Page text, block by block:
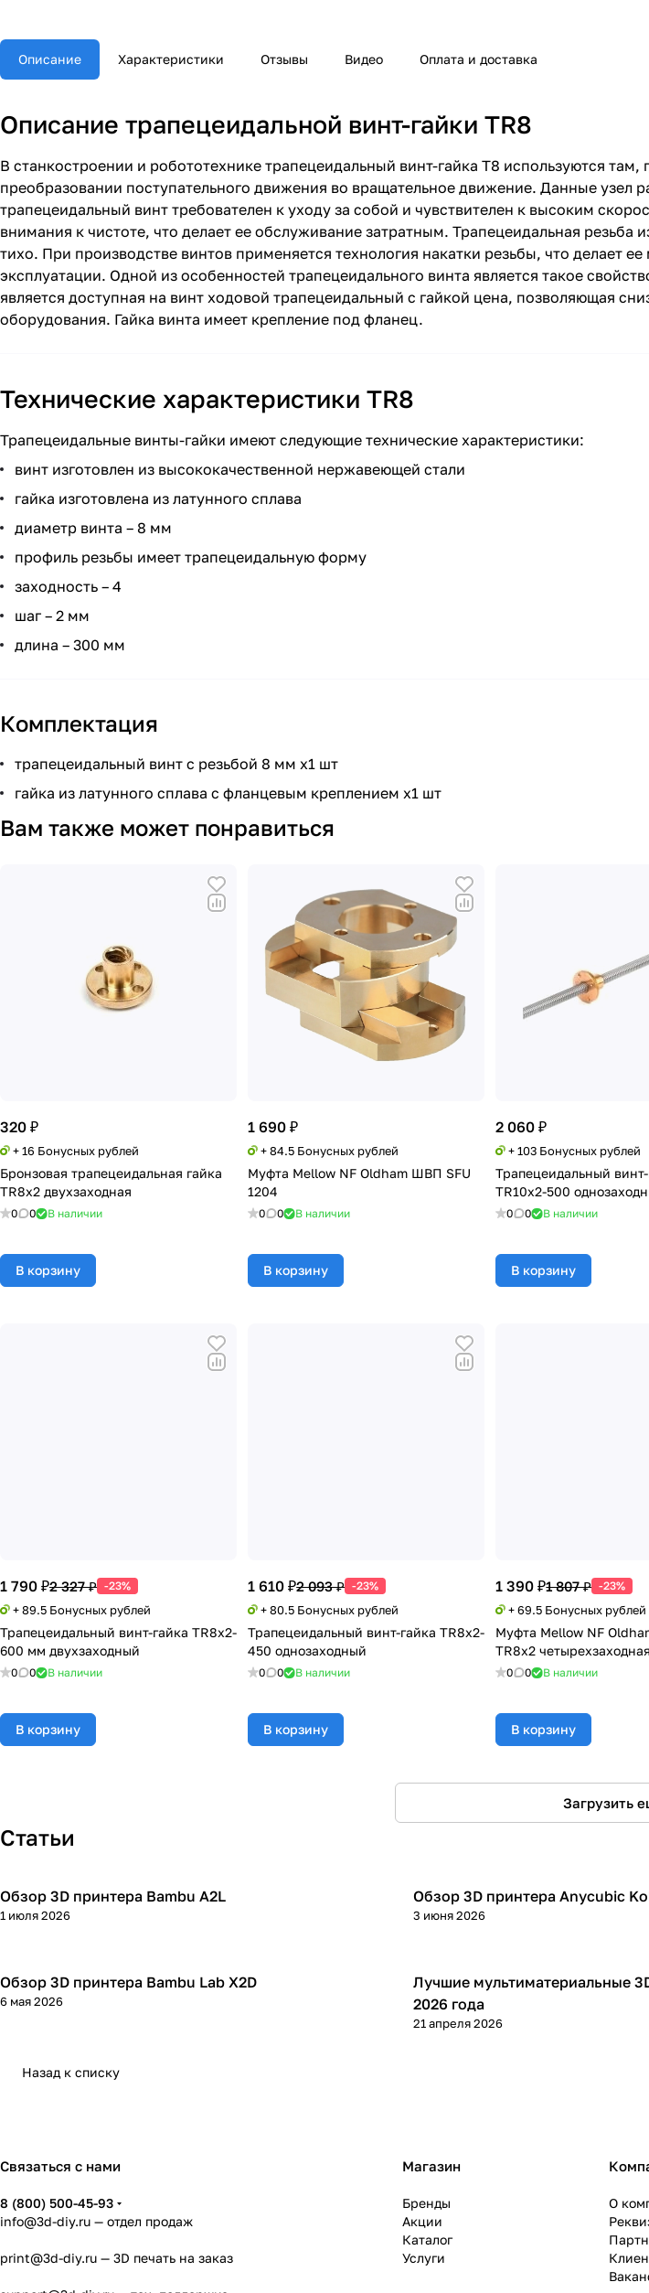
Описание Характеристики Отзывы Видео Оплата и доставка
Описание трапецеидальной винт-гайки TR8
В станкостроении и робототехнике трапецеидальный винт-гайка Т8 используются
преобразовании поступательного движения во вращательное движение. Данные узел
трапецеидальный винт требователен к уходу за собой и чувствителен к высоким
внимания к чистоте, что делает ее обслуживание затратным. Трапецеидальная резьба
тихо. При производстве винтов применяется технология накатки резьбы, что делает
эксплуатации. Одной из особенностей трапецеидального винта является такое
является доступная на винт ходовой трапецеидальный с гайкой цена, позволяющая
оборудования. Гайка винта имеет крепление под фланец.
Технические характеристики TR8
Трапецеидальные винты-гайки имеют следующие технические характеристики:
винт изготовлен из высококачественной нержавеющей стали
гайка изготовлена из латунного сплава
диаметр винта – 8 мм
профиль резьбы имеет трапецеидальную форму
заходность – 4
шаг – 2 мм
длина – 300 мм
Комплектация
трапецеидальный винт с резьбой 8 мм х1 шт
гайка из латунного сплава с фланцевым креплением х1 шт
Вам также может понравиться
320 ₽
+ 16 Бонусных рублей
Бронзовая трапецеидальная гайка
TR8x2 двухзаходная
0 0 В наличии
В корзину
1 690 ₽
+ 84.5 Бонусных рублей
Муфта Mellow NF Oldham ШВП SFU
1204
0 0 В наличии
В корзину
2 060 ₽
+ 103 Бонусных рублей
Трапецеидальный винт-
TR10x2-500
0 0 В наличии
В корзину
1 790 ₽2 327 ₽ -23%
+ 89.5 Бонусных рублей
Трапецеидальный винт-гайка TR8x2-
600 мм двухзаходный
0 0 В наличии
В корзину
1 610 ₽2 093 ₽ -23%
+ 80.5 Бонусных рублей
Трапецеидальный винт-гайка TR8x2-
450 однозаходный
0 0 В наличии
В корзину
1 390 ₽1 807 ₽ -23%
+ 69.5 Бонусных рублей
Муфта Mellow NF
TR8x2 четырехзаходная
0 0 В наличии
В корзину
Загрузить
Статьи
3D принтеры
Обзор 3D принтера Bambu A2L
1 июля 2026
3D принтеры
Обзор 3D принтера Anycubic
3 июня 2026
3D принтеры
Обзор 3D принтера Bambu Lab X2D
6 мая 2026
3D принтеры
Лучшие мультиматериальные
2026 года
21 апреля 2026
Назад к списку
Связаться с нами
8 (800) 500-45-93
info@3d-diy.ru — отдел продаж
print@3d-diy.ru — 3D печать на заказ
Магазин
Бренды
Акции
Каталог
Услуги
О